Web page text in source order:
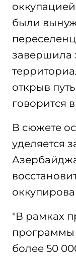
были
завершила
открыв
говорится
В сюжете
уделяется
"В рамках
программы
более 50